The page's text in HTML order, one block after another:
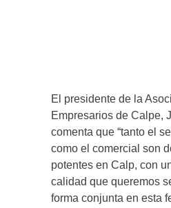
El presidente de la
Empresarios de Calpe,
comenta que “tanto el
como el comercial son
potentes en Calp, con
calidad que queremos
forma conjunta en esta